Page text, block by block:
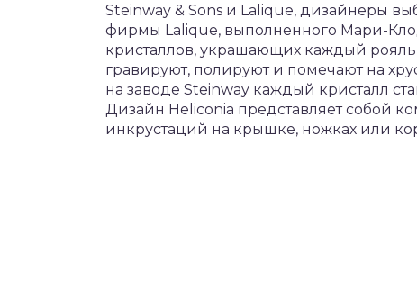
Steinway & Sons и Lalique, дизайнеры
фирмы Lalique, выполненного Мари-
кристаллов, украшающих каждый
гравируют, полируют и помечают на
на заводе Steinway каждый кристалл
Дизайн Heliconia представляет собой
инкрустаций на крышке, ножках или